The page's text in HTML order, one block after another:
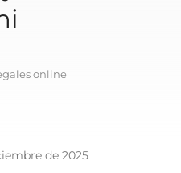
online
de 2025